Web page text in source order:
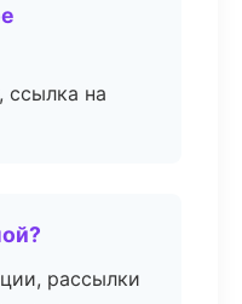
ссылка на
рассылки